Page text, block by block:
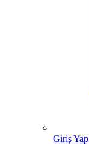
Giriş Yap